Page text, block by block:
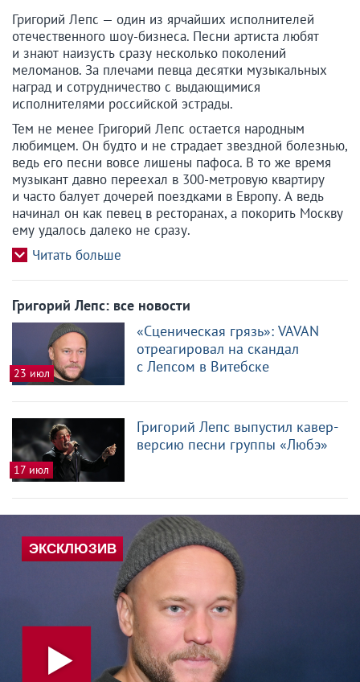
Григорий Лепс — один из ярчайших исполнителей
отечественного шоу-бизнеса. Песни артиста любят
и знают наизусть сразу несколько поколений
меломанов. За плечами певца десятки музыкальных
наград и сотрудничество с выдающимися
исполнителями российской эстрады.
Тем не менее Григорий Лепс остается народным
любимцем. Он будто и не страдает звездной болезнью,
ведь его песни вовсе лишены пафоса. В то же время
музыкант давно переехал в 300-метровую квартиру
и часто балует дочерей поездками в Европу. А ведь
начинал он как певец в ресторанах, а покорить Москву
ему удалось далеко не сразу.
Григорий Лепс: все новости
23 июл
«Сценическая грязь»: VAVAN
отреагировал на скандал
с Лепсом в Витебске
17 июл
Григорий Лепс выпустил кавер-
версию песни группы «Любэ»